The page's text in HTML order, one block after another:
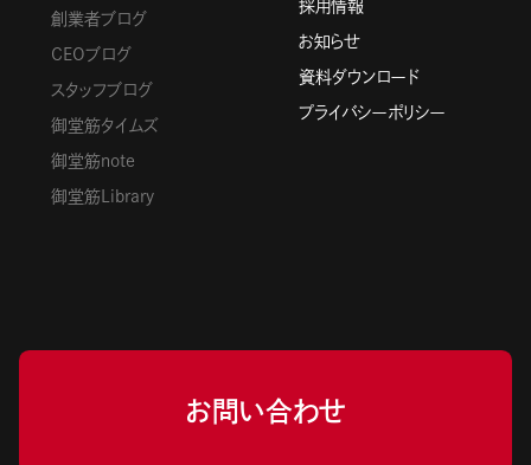
創業者ブログ
CEOブログ
スタッフブログ
御堂筋タイムズ
御堂筋note
御堂筋Library
採用情報
お知らせ
資料ダウンロード
プライバシーポリシー
お問い合わせ